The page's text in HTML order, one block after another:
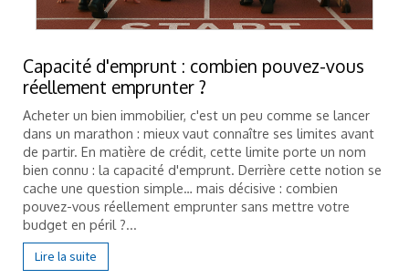
Capacité d'emprunt : combien pouvez-vous
réellement emprunter ?
Acheter un bien immobilier, c'est un peu comme se lancer
dans un marathon : mieux vaut connaître ses limites avant
de partir. En matière de crédit, cette limite porte un nom
bien connu : la capacité d'emprunt. Derrière cette notion se
cache une question simple… mais décisive : combien
pouvez-vous réellement emprunter sans mettre votre
budget en péril ?...
Lire la suite